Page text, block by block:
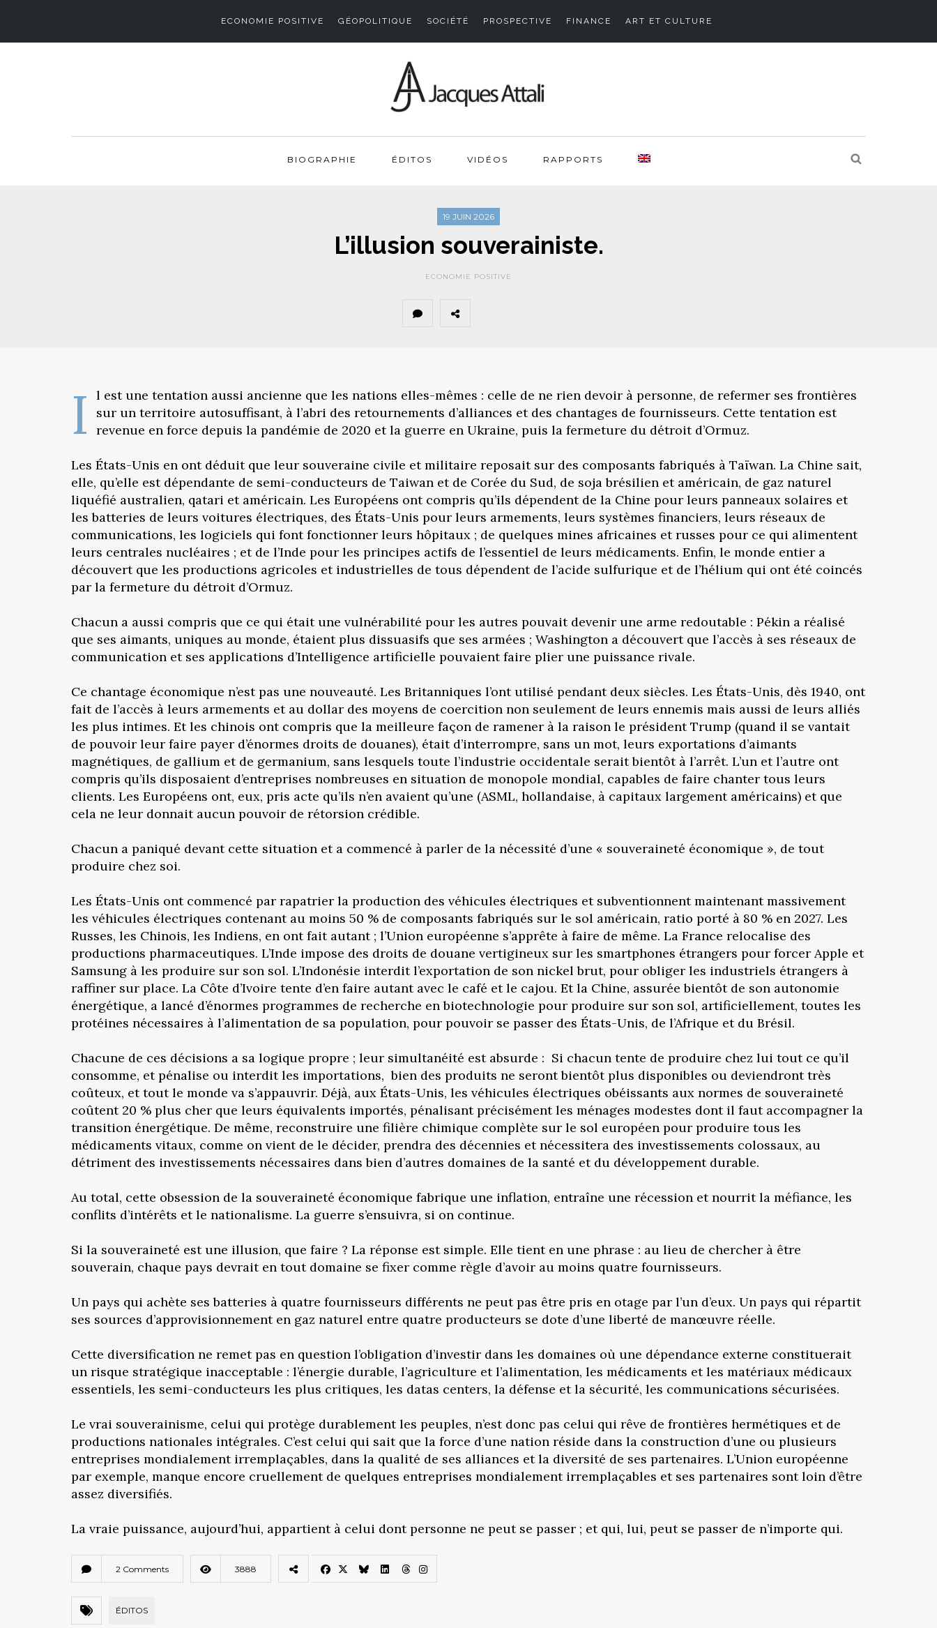
ECONOMIE POSITIVE GÉOPOLITIQUE SOCIÉTÉ PROSPECTIVE FINANCE ART ET CULTURE
BIOGRAPHIE ÉDITOS VIDÉOS RAPPORTS
19 JUIN 2026
L’illusion souverainiste.
ECONOMIE POSITIVE
I
l est une tentation aussi ancienne que les nations elles-mêmes : celle de ne rien devoir à personne, de refermer ses frontières
sur un territoire autosuffisant, à l’abri des retournements d’alliances et des chantages de fournisseurs. Cette tentation est
revenue en force depuis la pandémie de 2020 et la guerre en Ukraine, puis la fermeture du détroit d’Ormuz.
Les États-Unis en ont déduit que leur souveraine civile et militaire reposait sur des composants fabriqués à Taïwan. La Chine sait,
elle, qu’elle est dépendante de semi-conducteurs de Taiwan et de Corée du Sud, de soja brésilien et américain, de gaz naturel
liquéfié australien, qatari et américain. Les Européens ont compris qu’ils dépendent de la Chine pour leurs panneaux solaires et
les batteries de leurs voitures électriques, des États-Unis pour leurs armements, leurs systèmes financiers, leurs réseaux de
communications, les logiciels qui font fonctionner leurs hôpitaux ; de quelques mines africaines et russes pour ce qui alimentent
leurs centrales nucléaires ; et de l’Inde pour les principes actifs de l’essentiel de leurs médicaments. Enfin, le monde entier a
découvert que les productions agricoles et industrielles de tous dépendent de l’acide sulfurique et de l’hélium qui ont été coincés
par la fermeture du détroit d’Ormuz.
Chacun a aussi compris que ce qui était une vulnérabilité pour les autres pouvait devenir une arme redoutable : Pékin a réalisé
que ses aimants, uniques au monde, étaient plus dissuasifs que ses armées ; Washington a découvert que l’accès à ses réseaux de
communication et ses applications d’Intelligence artificielle pouvaient faire plier une puissance rivale.
Ce chantage économique n’est pas une nouveauté. Les Britanniques l’ont utilisé pendant deux siècles. Les États-Unis, dès 1940, ont
fait de l’accès à leurs armements et au dollar des moyens de coercition non seulement de leurs ennemis mais aussi de leurs alliés
les plus intimes. Et les chinois ont compris que la meilleure façon de ramener à la raison le président Trump (quand il se vantait
de pouvoir leur faire payer d’énormes droits de douanes), était d’interrompre, sans un mot, leurs exportations d’aimants
magnétiques, de gallium et de germanium, sans lesquels toute l’industrie occidentale serait bientôt à l’arrêt. L’un et l’autre ont
compris qu’ils disposaient d’entreprises nombreuses en situation de monopole mondial, capables de faire chanter tous leurs
clients. Les Européens ont, eux, pris acte qu’ils n’en avaient qu’une (ASML, hollandaise, à capitaux largement américains) et que
cela ne leur donnait aucun pouvoir de rétorsion crédible.
Chacun a paniqué devant cette situation et a commencé à parler de la nécessité d’une « souveraineté économique », de tout
produire chez soi.
Les États-Unis ont commencé par rapatrier la production des véhicules électriques et subventionnent maintenant massivement
les véhicules électriques contenant au moins 50 % de composants fabriqués sur le sol américain, ratio porté à 80 % en 2027. Les
Russes, les Chinois, les Indiens, en ont fait autant ; l’Union européenne s’apprête à faire de même. La France relocalise des
productions pharmaceutiques. L’Inde impose des droits de douane vertigineux sur les smartphones étrangers pour forcer Apple et
Samsung à les produire sur son sol. L’Indonésie interdit l’exportation de son nickel brut, pour obliger les industriels étrangers à
raffiner sur place. La Côte d’Ivoire tente d’en faire autant avec le café et le cajou. Et la Chine, assurée bientôt de son autonomie
énergétique, a lancé d’énormes programmes de recherche en biotechnologie pour produire sur son sol, artificiellement, toutes les
protéines nécessaires à l’alimentation de sa population, pour pouvoir se passer des États-Unis, de l’Afrique et du Brésil.
Chacune de ces décisions a sa logique propre ; leur simultanéité est absurde : Si chacun tente de produire chez lui tout ce qu’il
consomme, et pénalise ou interdit les importations, bien des produits ne seront bientôt plus disponibles ou deviendront très
coûteux, et tout le monde va s’appauvrir. Déjà, aux États-Unis, les véhicules électriques obéissants aux normes de souveraineté
coûtent 20 % plus cher que leurs équivalents importés, pénalisant précisément les ménages modestes dont il faut accompagner la
transition énergétique. De même, reconstruire une filière chimique complète sur le sol européen pour produire tous les
médicaments vitaux, comme on vient de le décider, prendra des décennies et nécessitera des investissements colossaux, au
détriment des investissements nécessaires dans bien d’autres domaines de la santé et du développement durable.
Au total, cette obsession de la souveraineté économique fabrique une inflation, entraîne une récession et nourrit la méfiance, les
conflits d’intérêts et le nationalisme. La guerre s’ensuivra, si on continue.
Si la souveraineté est une illusion, que faire ? La réponse est simple. Elle tient en une phrase : au lieu de chercher à être
souverain, chaque pays devrait en tout domaine se fixer comme règle d’avoir au moins quatre fournisseurs.
Un pays qui achète ses batteries à quatre fournisseurs différents ne peut pas être pris en otage par l’un d’eux. Un pays qui répartit
ses sources d’approvisionnement en gaz naturel entre quatre producteurs se dote d’une liberté de manœuvre réelle.
Cette diversification ne remet pas en question l’obligation d’investir dans les domaines où une dépendance externe constituerait
un risque stratégique inacceptable : l’énergie durable, l’agriculture et l’alimentation, les médicaments et les matériaux médicaux
essentiels, les semi-conducteurs les plus critiques, les datas centers, la défense et la sécurité, les communications sécurisées.
Le vrai souverainisme, celui qui protège durablement les peuples, n’est donc pas celui qui rêve de frontières hermétiques et de
productions nationales intégrales. C’est celui qui sait que la force d’une nation réside dans la construction d’une ou plusieurs
entreprises mondialement irremplaçables, dans la qualité de ses alliances et la diversité de ses partenaires. L’Union européenne
par exemple, manque encore cruellement de quelques entreprises mondialement irremplaçables et ses partenaires sont loin d’être
assez diversifiés.
La vraie puissance, aujourd’hui, appartient à celui dont personne ne peut se passer ; et qui, lui, peut se passer de n’importe qui.
2 Comments 3888
ÉDITOS